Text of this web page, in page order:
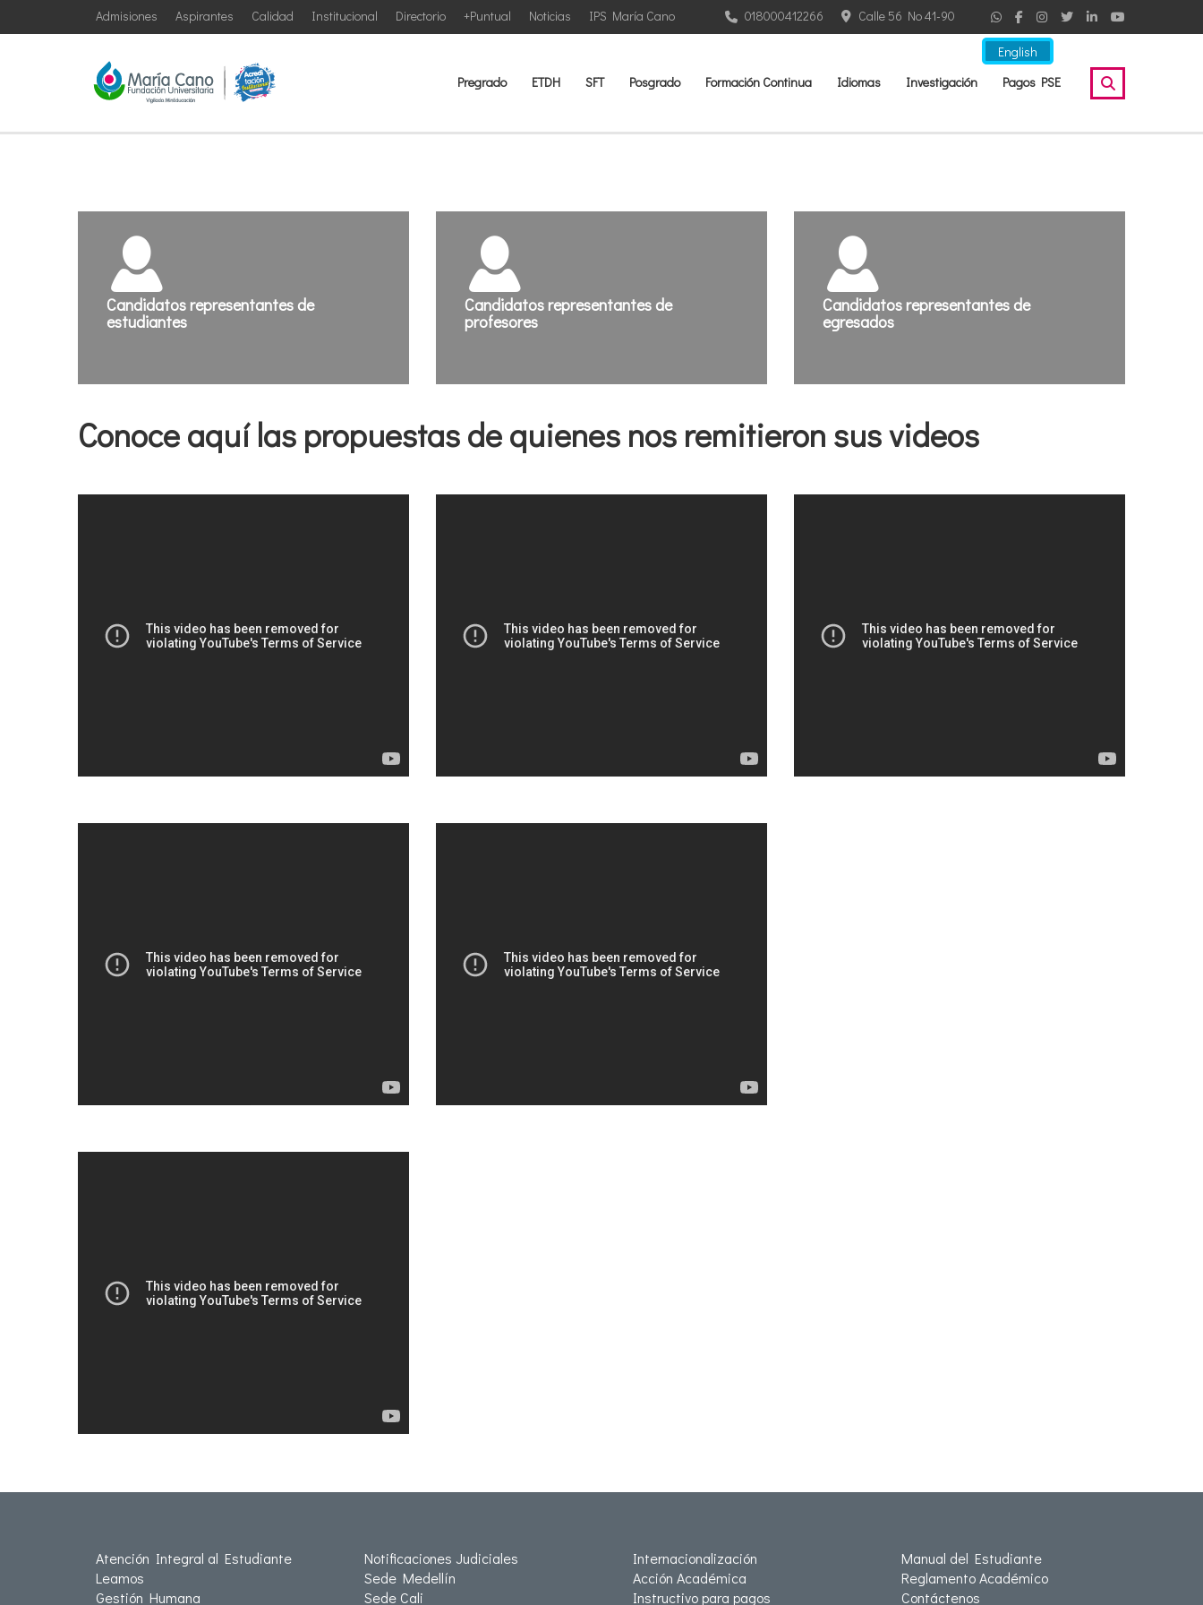
English
IPS María Cano
Noticias
+Puntual
Directorio
Institucional
Calidad
Aspirantes
Admisiones Calle 56 No 41-90
018000412266
Pregrado ETDH SFT Posgrado Formación Continua Idiomas Investigación Pagos PSE
Candidatos representantes de
estudiantes
Candidatos representantes de
profesores
Candidatos representantes de
egresados
Conoce aquí las propuestas de quienes nos remitieron sus videos
Atención Integral al Estudiante
Leamos
Gestión Humana
Notificaciones Judiciales
Sede Medellín
Sede Cali
Internacionalización
Acción Académica
Instructivo para pagos
Manual del Estudiante
Reglamento Académico
Contáctenos